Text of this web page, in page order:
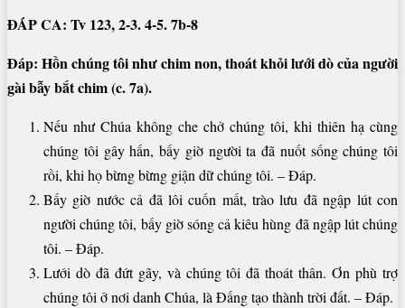
ĐÁP CA: Tv 123, 2-3. 4-5. 7b-8
Đáp: Hồn chúng tôi như chim non, thoát khỏi lưới dò của người
gài bẫy bắt chim (c. 7a).
Nếu như Chúa không che chở chúng tôi, khi thiên hạ cùng
chúng tôi gây hấn, bấy giờ người ta đã nuốt sống chúng tôi
rồi, khi họ bừng bừng giận dữ chúng tôi. – Đáp.
Bấy giờ nước cả đã lôi cuốn mất, trào lưu đã ngập lút con
người chúng tôi, bấy giờ sóng cả kiêu hùng đã ngập lút chúng
tôi. – Đáp.
Lưới dò đã đứt gãy, và chúng tôi đã thoát thân. Ơn phù trợ
chúng tôi ở nơi danh Chúa, là Đấng tạo thành trời đất. – Đáp.